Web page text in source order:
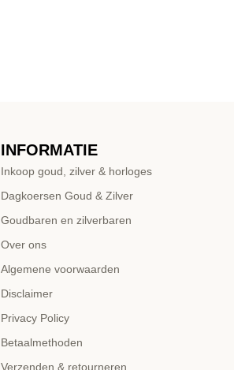
INFORMATIE
Inkoop goud, zilver & horloges
Dagkoersen Goud & Zilver
Goudbaren en zilverbaren
Over ons
Algemene voorwaarden
Disclaimer
Privacy Policy
Betaalmethoden
Verzenden & retourneren